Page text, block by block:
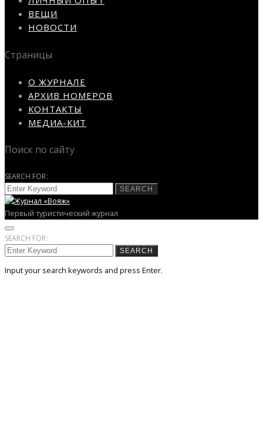
ВЕЩИ
НОВОСТИ
Страницы
О ЖУРНАЛЕ
АРХИВ НОМЕРОВ
КОНТАКТЫ
МЕДИА-КИТ
Поиск по сайту
SEARCH FOR:
SEARCH
Первый туристический журнал
SEARCH FOR:
SEARCH
Input your search keywords and press Enter.